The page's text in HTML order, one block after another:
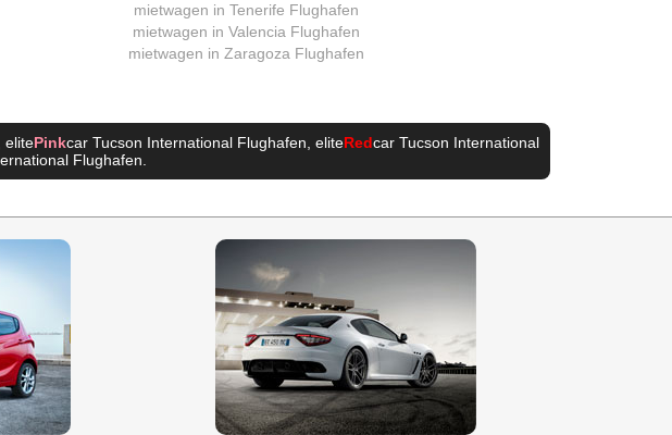
mietwagen in Tenerife Flughafen
mietwagen in Valencia Flughafen
mietwagen in Zaragoza Flughafen
, elitePinkcar Tucson International Flughafen , eliteRedcar Tucson International
Flughafen